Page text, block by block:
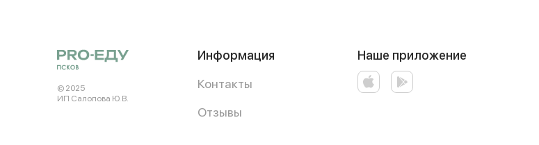
© 2025
ИП Салопова Ю. В.
Информация
Контакты
Отзывы
Наше приложение